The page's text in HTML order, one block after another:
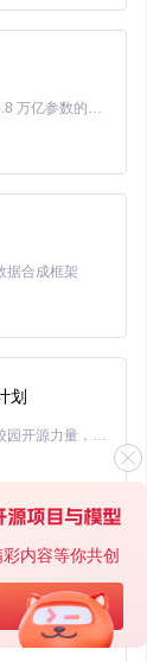
内容等你共创
生隐私，又让表
含在内，确保数
分，或者综合
AND english_s
，瞬间筛选出
确依据。
助手
件的技术壁
，它都能帮助非
据查看从"求
本，开启你的
ParquetViewer
下载源代码
Simple Windows desktop application for viewing & querying Apache Parquet files
Kimi K3 是Kimi能力最强的模型：这是一个拥有 2.8 万亿参数的混合专家（MoE）模型，具备原生视觉理解能力，并支持 100 万 token 的上下文窗口。
据合成框架
划
「源启盛夏」暑期校园开发者成长计划旨在激活校园开源力量，通过积分激励、认证扶持、资源倾斜等形式，引导高校组织和开发者完成「入驻 — 建项目 — 做贡献 — 获认证 — 得资源」的完整闭环。无论你是想带领社团入驻平台的组织者，还是希望用代码贡献证明自己的开发者，都能在这里找到属于你的成长路径。
基于Python的Xiaozhi AI，适用于想要完整Xiaozhi体验而无需拥有专用硬件的用户。